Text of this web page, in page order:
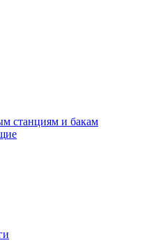
станциям и бакам